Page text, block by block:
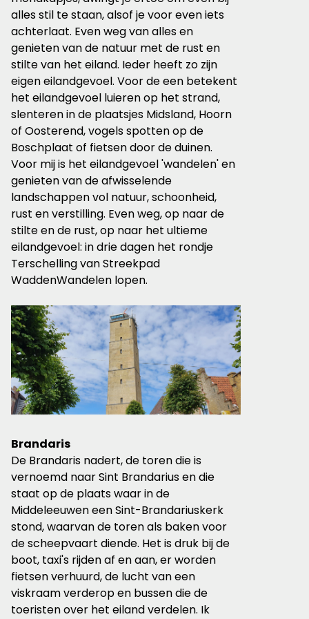
alles stil te staan, alsof je voor even iets
achterlaat. Even weg van alles en
genieten van de natuur met de rust en
stilte van het eiland. Ieder heeft zo zijn
eigen eilandgevoel. Voor de een betekent
het eilandgevoel luieren op het strand,
slenteren in de plaatsjes Midsland, Hoorn
of Oosterend, vogels spotten op de
Boschplaat of fietsen door de duinen.
Voor mij is het eilandgevoel 'wandelen' en
genieten van de afwisselende
landschappen vol natuur, schoonheid,
rust en verstilling. Even weg, op naar de
stilte en de rust, op naar het ultieme
eilandgevoel: in drie dagen het rondje
Terschelling van Streekpad
WaddenWandelen lopen.
Brandaris
De Brandaris nadert, de toren die is
vernoemd naar Sint Brandarius en die
staat op de plaats waar in de
Middeleeuwen een Sint-Brandariuskerk
stond, waarvan de toren als baken voor
de scheepvaart diende. Het is druk bij de
boot, taxi's rijden af en aan, er worden
fietsen verhuurd, de lucht van een
viskraam verderop en bussen die de
toeristen over het eiland verdelen. Ik